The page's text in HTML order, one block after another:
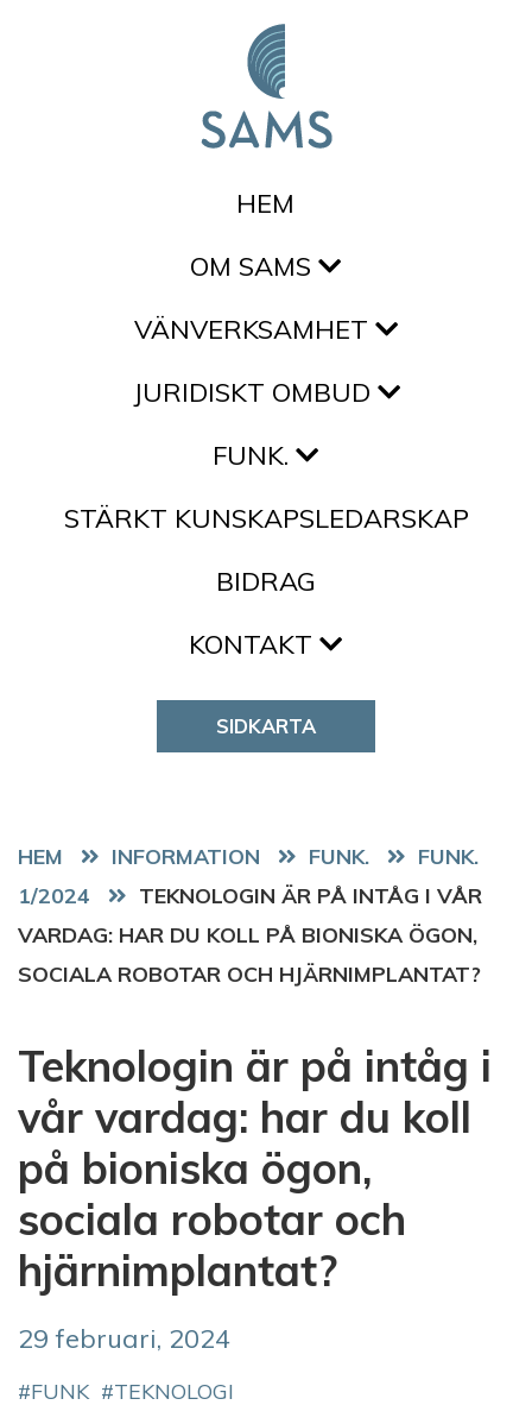
HEM
OM SAMS
VÄNVERKSAMHET
JURIDISKT OMBUD
FUNK.
STÄRKT KUNSKAPSLEDARSKAP
BIDRAG
KONTAKT
SIDKARTA
HEM FUNK.
FUNK.
1/2024
TEKNOLOGIN ÄR PÅ INTÅG I VÅR
VARDAG: HAR DU KOLL PÅ BIONISKA ÖGON,
SOCIALA ROBOTAR OCH HJÄRNIMPLANTAT?
Teknologin är på intåg i
vår vardag: har du koll
på bioniska ögon,
sociala robotar och
hjärnimplantat?
29 februari, 2024
FUNK TEKNOLOGI